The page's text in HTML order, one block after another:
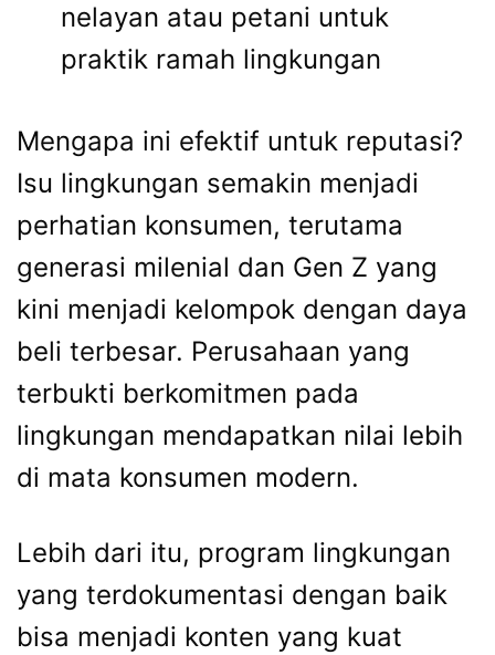
nelayan atau petani untuk
praktik ramah lingkungan
Mengapa ini efektif untuk reputasi?
Isu lingkungan semakin menjadi
perhatian konsumen, terutama
generasi milenial dan Gen Z yang
kini menjadi kelompok dengan daya
beli terbesar. Perusahaan yang
terbukti berkomitmen pada
lingkungan mendapatkan nilai lebih
di mata konsumen modern.
Lebih dari itu, program lingkungan
yang terdokumentasi dengan baik
bisa menjadi konten yang kuat